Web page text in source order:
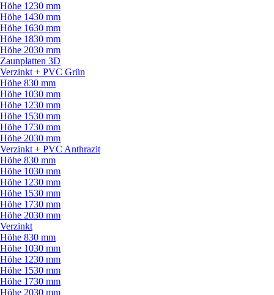
Höhe 1230 mm
Höhe 1430 mm
Höhe 1630 mm
Höhe 1830 mm
Höhe 2030 mm
Zaunplatten 3D
Verzinkt + PVC Grün
Höhe 830 mm
Höhe 1030 mm
Höhe 1230 mm
Höhe 1530 mm
Höhe 1730 mm
Höhe 2030 mm
Verzinkt + PVC Anthrazit
Höhe 830 mm
Höhe 1030 mm
Höhe 1230 mm
Höhe 1530 mm
Höhe 1730 mm
Höhe 2030 mm
Verzinkt
Höhe 830 mm
Höhe 1030 mm
Höhe 1230 mm
Höhe 1530 mm
Höhe 1730 mm
Höhe 2030 mm